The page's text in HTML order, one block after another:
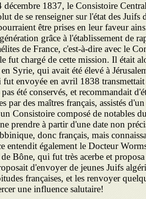
décembre 1837, le Consistoire
de se renseigner sur l'état des Juifs
être prises en leur faveur
grâce à l'établissement de
de France, c'est-à-dire avec le
fut chargé de cette mission. Il était
Syrie, qui avait été élevé à
fut envoyée en avril 1838
été conservés, et recommandait
par des maîtres français, assistés
Consistoire composé de notables
prendre à partir d'une date non
donc français, mais
entendit également le Docteur
Bône, qui fut très acerbe et proposa
d'envoyer de jeunes Juifs
françaises, et les renvoyer
une influence salutaire!